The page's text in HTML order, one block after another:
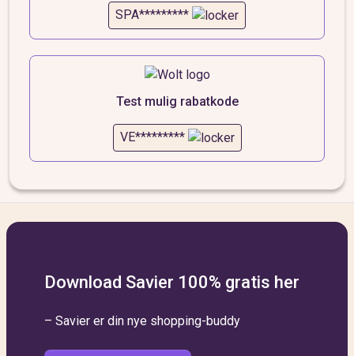
SPA*********
Test mulig rabatkode
VE*********
Download Savier 100% gratis her
– Savier er din nye shopping-buddy